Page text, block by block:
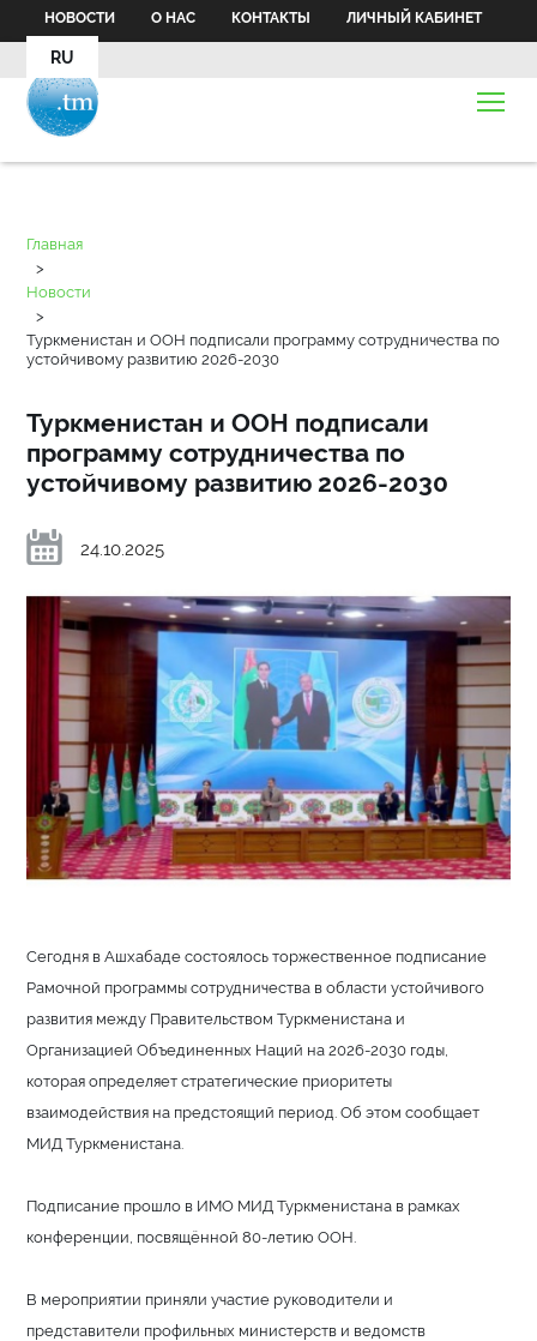
НОВОСТИ О НАС КОНТАКТЫ ЛИЧНЫЙ КАБИНЕТ
RU
Главная
>
Новости
>
Туркменистан и ООН подписали программу сотрудничества по
устойчивому развитию 2026-2030
Туркменистан и ООН подписали
программу сотрудничества по
устойчивому развитию 2026-2030
24.10.2025
Сегодня в Ашхабаде состоялось торжественное подписание
Рамочной программы сотрудничества в области устойчивого
развития между Правительством Туркменистана и
Организацией Объединенных Наций на 2026-2030 годы,
которая определяет стратегические приоритеты
взаимодействия на предстоящий период. Об этом сообщает
МИД Туркменистана.
Подписание прошло в ИМО МИД Туркменистана в рамках
конференции, посвящённой 80-летию ООН.
В мероприятии приняли участие руководители и
представители профильных министерств и ведомств